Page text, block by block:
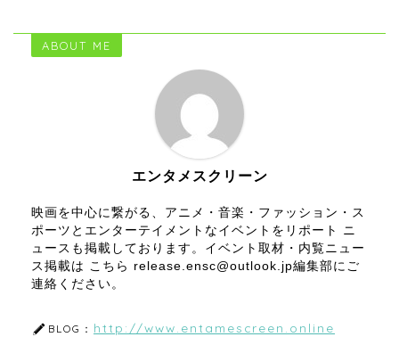
ABOUT ME
エンタメスクリーン
映画を中心に繋がる、アニメ・音楽・ファッション・ス
ポーツとエンターテイメントなイベントをリポート ニ
ュースも掲載しております。イベント取材・内覧ニュー
ス掲載は こちら release.ensc@outlook.jp編集部にご
連絡ください。
BLOG： http://www.entamescreen.online